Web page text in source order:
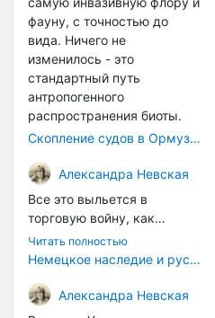
фауну, с точностью до
вида. Ничего не
изменилось - это
стандартный путь
антропогенного
распространения биоты.
Скопление судов в Ормузском проливе грозит катастрофическим распространением инвазивных видов
Александра Невская
Все это выльется в
торговую войну, как
печально известная война
за Адыгейский сыр. Собаки
Когда региональный
продукт начнут делать
Читать полностью
Немецкое наследие и русский характер: история колбасного дела в Российской империи
Александра Невская